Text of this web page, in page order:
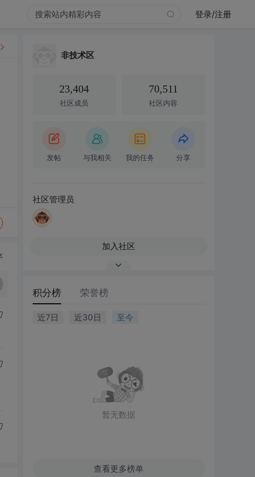
登录/注册
非技术区
23,404
社区成员
70,511
社区内容
发帖 与我相关 我的任务 分享
社区管理员
加入社区
积分榜 荣誉榜
近7日 近30日 至今
暂无数据
查看更多榜单